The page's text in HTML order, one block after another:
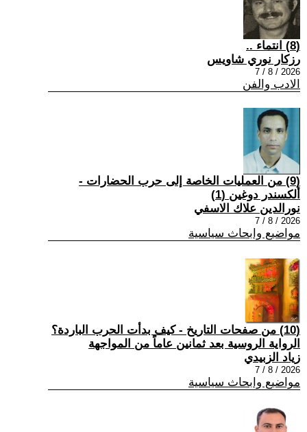
(8) انتماء ..
رزكار نوري شاويس
2026 / 8 / 7
الادب والفن
(9) من العمليات الخاصة إلى حرب الحضارات -
ألكسندر دوغين (1)
نورالدين علاك الاسفي
2026 / 8 / 7
مواضيع وابحاث سياسية
(10) من صفحات التاريخ - كيف بدأت الحرب الباردة؟
الرواية الروسية بعد ثمانين عاماً من المواجهة
زياد الزبيدي
2026 / 8 / 7
مواضيع وابحاث سياسية